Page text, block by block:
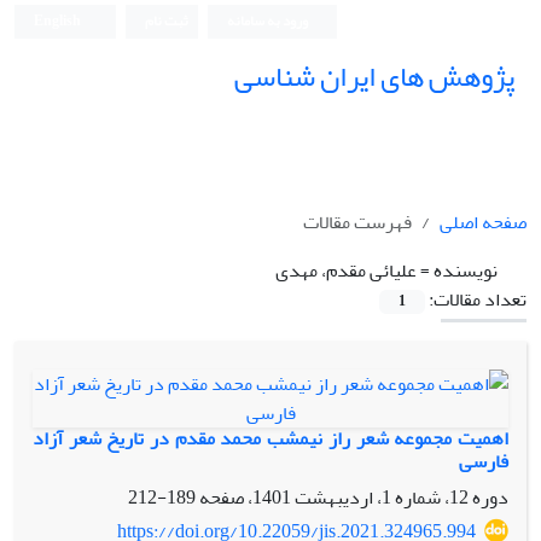
پژوهش های ایران شناسی
صفحه اصلی
فهرست مقالات
نویسنده =علیائی مقدم، مهدی
تعداد مقالات:
1
اهمیت مجموعه شعر راز نیمشب محمد مقدم در تاریخ شعر آزاد
فارسی
دوره 12، شماره 1، اردیبهشت 1401، صفحه
189-212
https://doi.org/10.22059/jis.2021.324965.994